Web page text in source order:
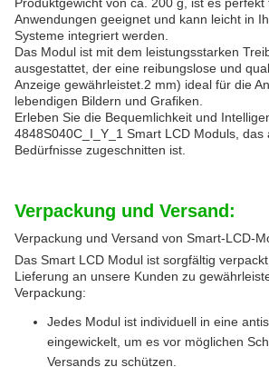
Anwendungen geeignet und kann leicht in
Systeme integriert werden.
Das Modul ist mit dem leistungsstarken
ausgestattet, der eine reibungslose und
Anzeige gewährleistet.2 mm) ideal für die
lebendigen Bildern und Grafiken.
Erleben Sie die Bequemlichkeit und
4848S040C_I_Y_1 Smart LCD Moduls, das
Bedürfnisse zugeschnitten ist.
Verpackung und Versand:
Verpackung und Versand von Smart-LCD-
Das Smart LCD Modul ist sorgfältig
Lieferung an unsere Kunden zu
Verpackung:
Jedes Modul ist individuell in eine
eingewickelt, um es vor möglichen
Versands zu schützen.